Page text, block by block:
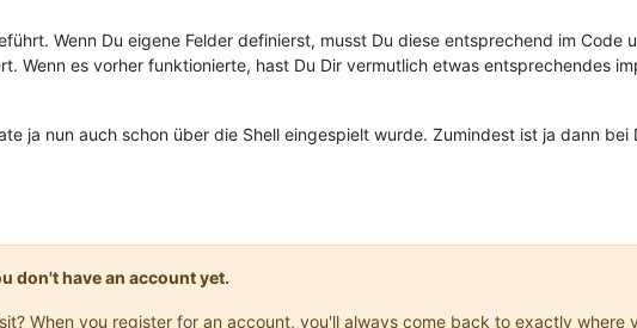
Wenn Du eigene Felder definierst, musst Du diese entsprechend im Code
Wenn es vorher funktionierte, hast Du Dir vermutlich etwas entsprechendes
ja nun auch schon über die Shell eingespielt wurde. Zumindest ist ja dann bei
don't have an account yet.
When you register for an account, you'll always come back to exactly where